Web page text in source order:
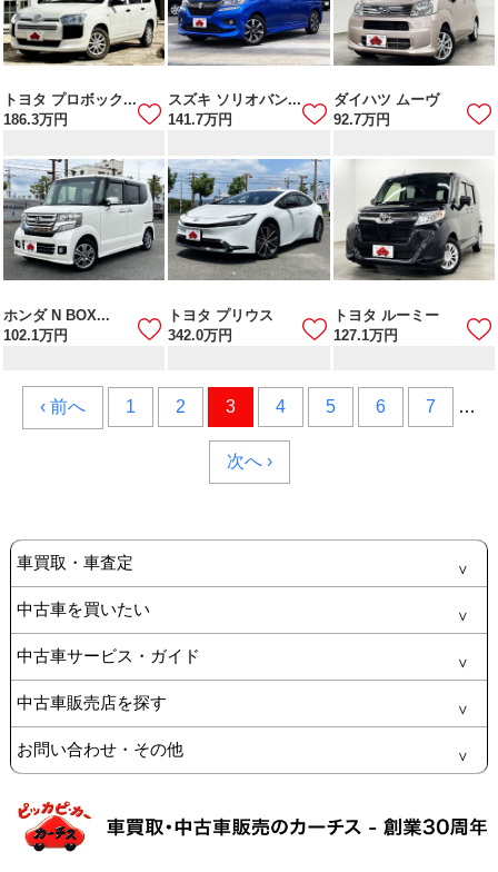
トヨタ プロボック...
186.3万円
スズキ ソリオバン...
141.7万円
ダイハツ ムーヴ
92.7万円
ホンダ N BOX...
102.1万円
トヨタ プリウス
342.0万円
トヨタ ルーミー
127.1万円
‹ 前へ 1 2 3 4 5 6 7 …
次へ ›
車買取・車査定
中古車を買いたい
中古車サービス・ガイド
中古車販売店を探す
お問い合わせ・その他